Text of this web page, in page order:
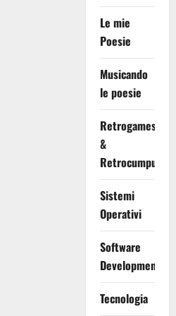
Le mie
Poesie
Musicando
le poesie
Retrogames
&
Retrocumputing
Sistemi
Operativi
Software
Development
Tecnologia